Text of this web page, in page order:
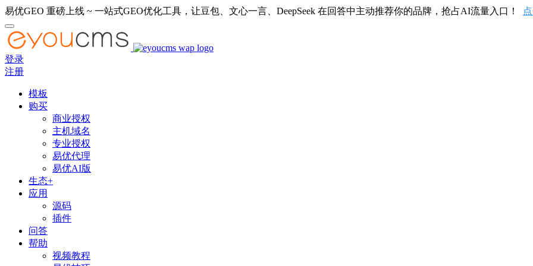
易优GEO 重磅上线 ~ 一站式GEO优化工具，让豆包、文心一言、DeepSeek 在回答中主动推荐你的品牌，抢占AI流量入口！
登录
注册
模板
购买
商业授权
主机域名
专业授权
易优代理
易优AI版
生态+
应用
源码
插件
问答
帮助
视频教程